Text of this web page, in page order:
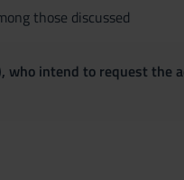
those discussed
intend to request the